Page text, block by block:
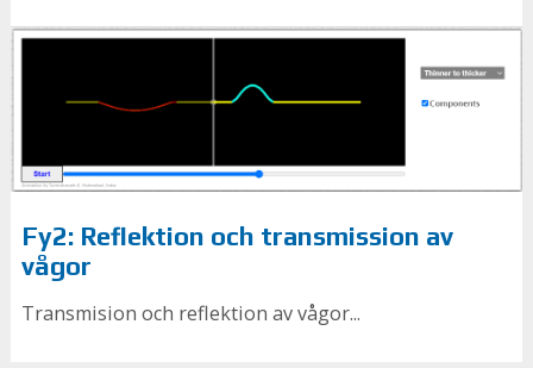
Fy2: Reflektion och transmission av
vågor
Transmision och reflektion av vågor...